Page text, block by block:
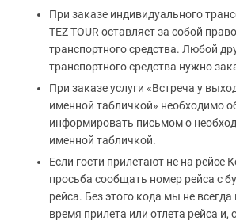
При заказе индивидуального
TEZ TOUR оставляет за собой
транспортного средства. Любой
транспортного средства нужно
При заказе услуги «Встреча у
именной табличкой» необходимо
информировать письмом о
именной табличкой.
Если гости прилетают не на рейсе
просьба сообщать номер рейса с
рейса. Без этого кода мы не
время прилета или отлета рейса и,